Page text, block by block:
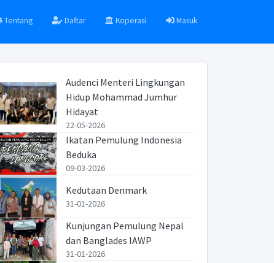
Tentang Daftar Koperasi Masuk
Audenci Menteri Lingkungan
Hidup Mohammad Jumhur
Hidayat
22-05-2026
Ikatan Pemulung Indonesia
Beduka
09-03-2026
Kedutaan Denmark
31-01-2026
Kunjungan Pemulung Nepal
dan Banglades IAWP
31-01-2026